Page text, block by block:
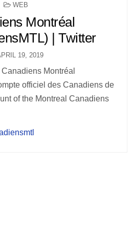
POSTED
WEB
Montréal
| Twitter
19, 2019
Montréal
officiel des Canadiens de
of the Montreal Canadiens